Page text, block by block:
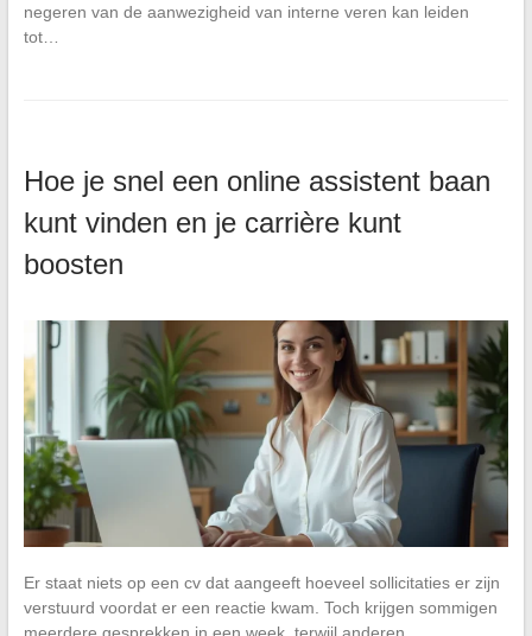
negeren van de aanwezigheid van interne veren kan leiden
tot…
Hoe je snel een online assistent baan
kunt vinden en je carrière kunt
boosten
Er staat niets op een cv dat aangeeft hoeveel sollicitaties er zijn
verstuurd voordat er een reactie kwam. Toch krijgen sommigen